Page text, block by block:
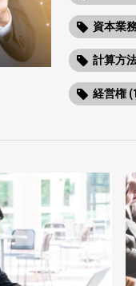
資本業
計算方
経営権